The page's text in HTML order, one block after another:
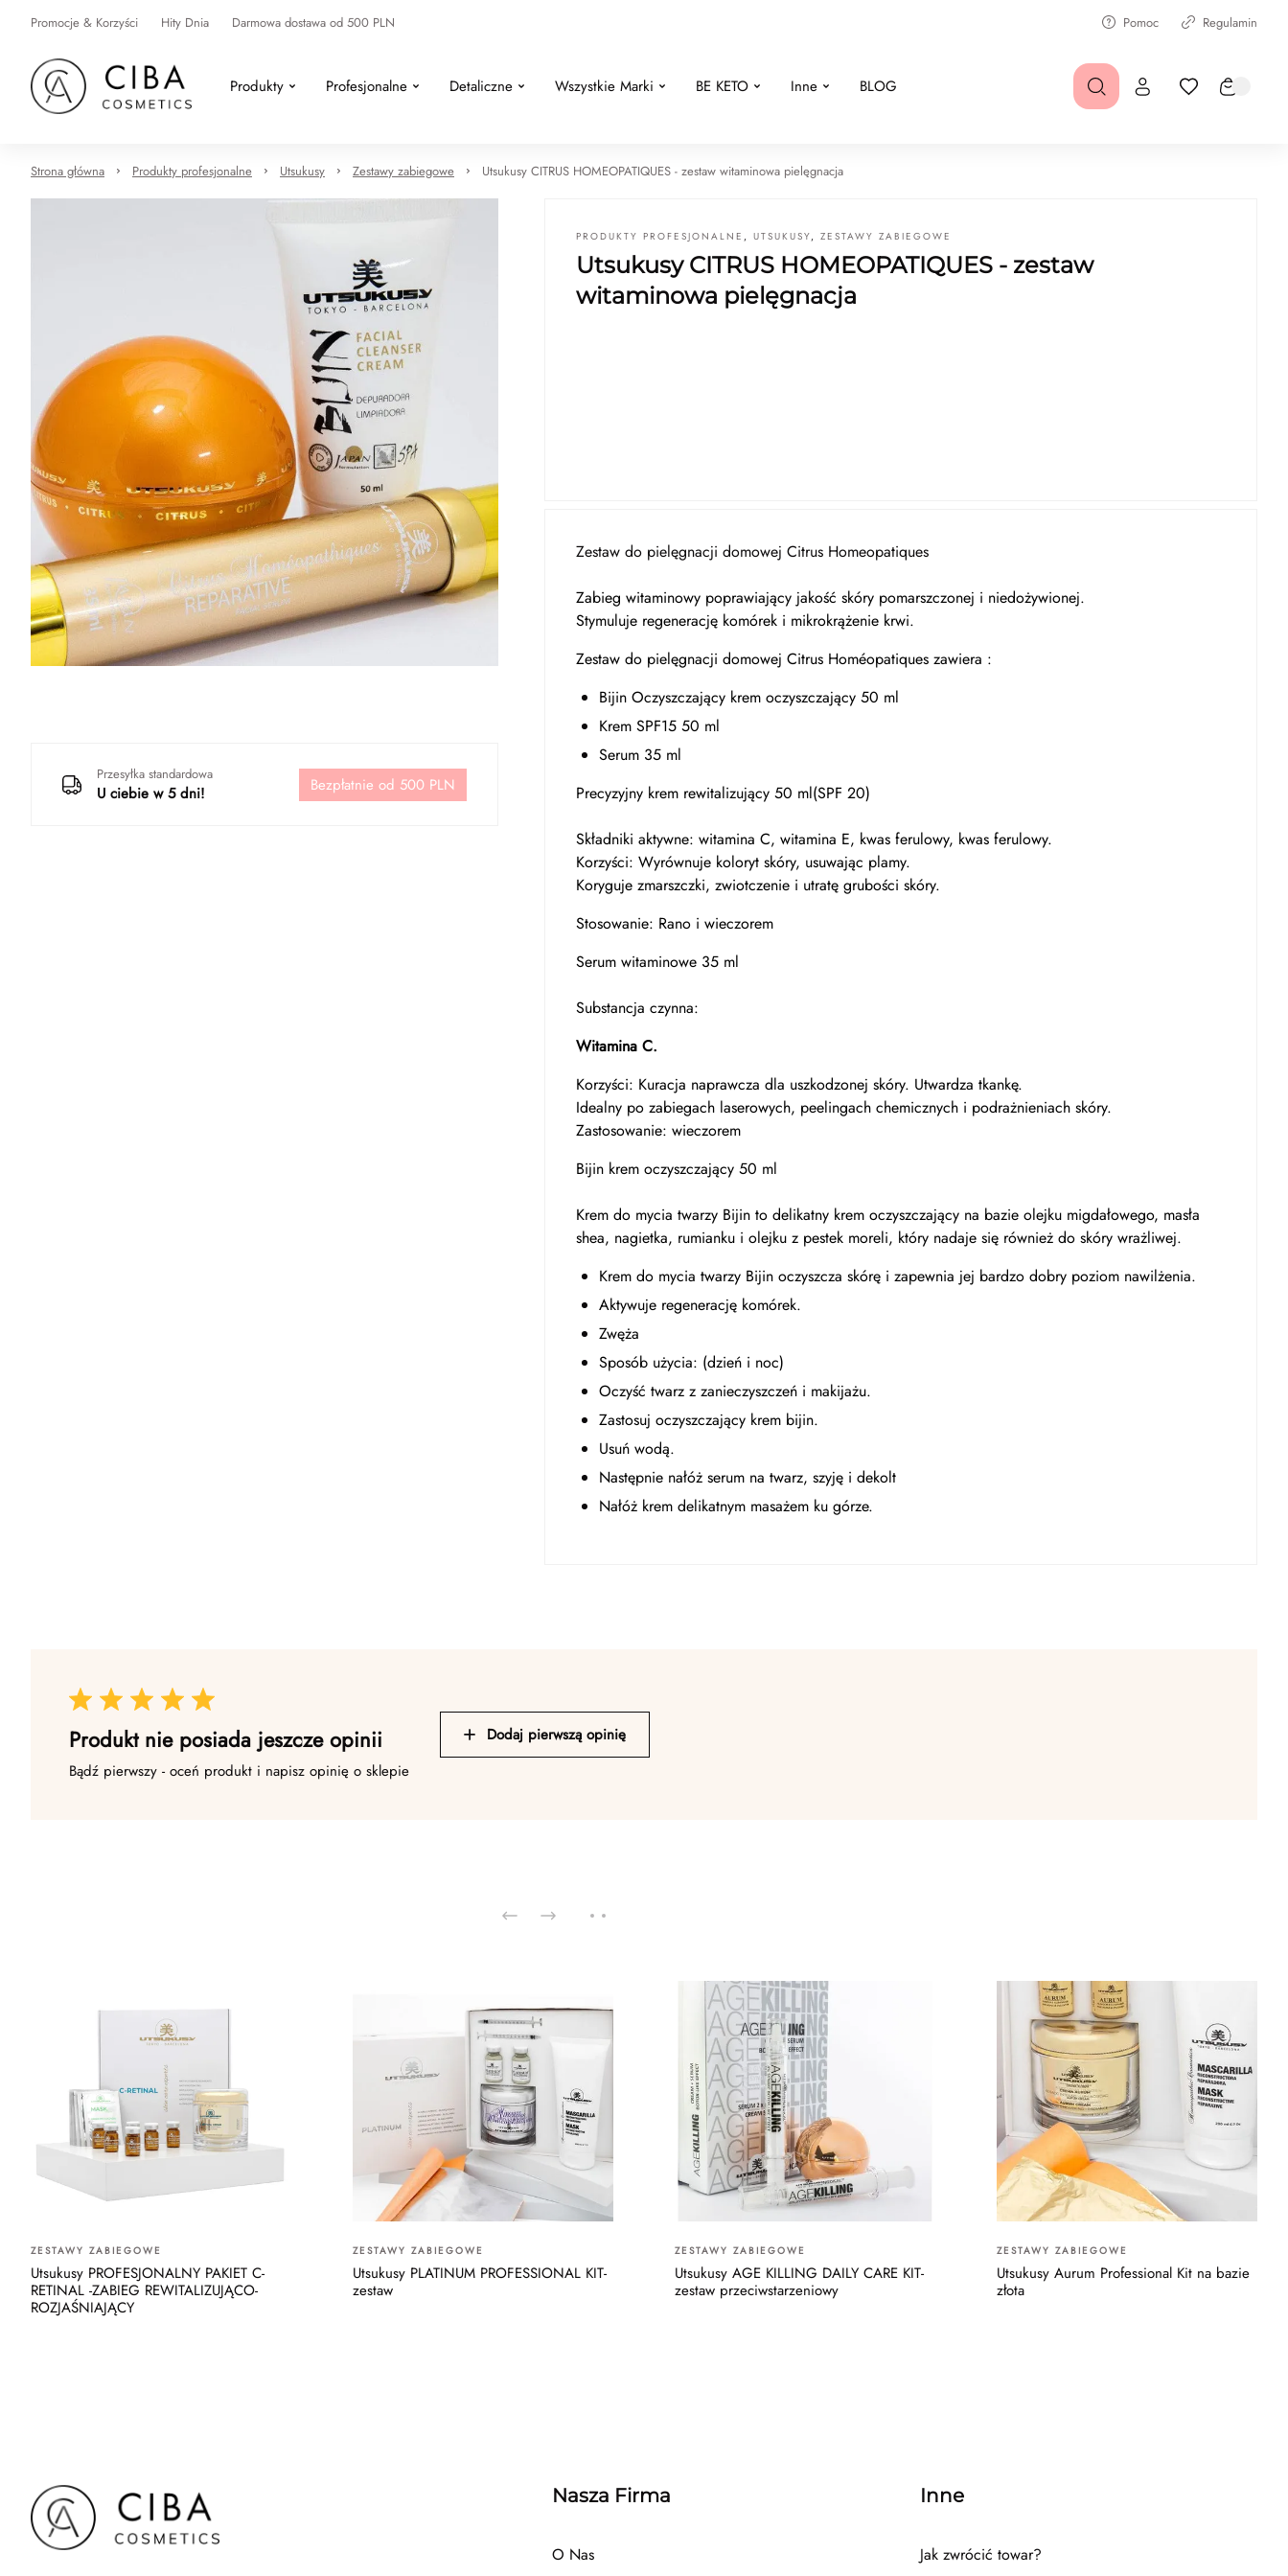
Promocje & Korzyści Hity Dnia Darmowa dostawa od 500 PLN Pomoc Regulamin
Produkty Profesjonalne Detaliczne Wszystkie Marki BE KETO Inne BLOG
Strona główna Produkty profesjonalne Utsukusy Zestawy zabiegowe Utsukusy CITRUS HOMEOPATIQUES - zestaw witaminowa pielęgnacja
Przesyłka standardowa
U ciebie w 5 dni! Bezpłatnie od 500 PLN
PRODUKTY PROFESJONALNE , UTSUKUSY, ZESTAWY ZABIEGOWE
Utsukusy CITRUS HOMEOPATIQUES - zestaw
witaminowa pielęgnacja
Zestaw do pielęgnacji domowej Citrus Homeopatiques
Zabieg witaminowy poprawiający jakość skóry pomarszczonej i niedożywionej.
Stymuluje regenerację komórek i mikrokrążenie krwi.
Zestaw do pielęgnacji domowej Citrus Homéopatiques zawiera :
Bijin Oczyszczający krem ​​oczyszczający 50 ml
Krem SPF15 50 ml
Serum 35 ml
Precyzyjny krem ​​rewitalizujący 50 ml(SPF 20)
Składniki aktywne: witamina C, witamina E, kwas ferulowy, kwas ferulowy.
Korzyści: Wyrównuje koloryt skóry, usuwając plamy.
Koryguje zmarszczki, zwiotczenie i utratę grubości skóry.
Stosowanie: Rano i wieczorem
Serum witaminowe 35 ml
Substancja czynna:
Witamina C.
Korzyści: Kuracja naprawcza dla uszkodzonej skóry. Utwardza ​​tkankę.
Idealny po zabiegach laserowych, peelingach chemicznych i podrażnieniach skóry.
Zastosowanie: wieczorem
Bijin krem ​​oczyszczający 50 ml
Krem do mycia twarzy Bijin to delikatny krem ​​oczyszczający na bazie olejku migdałowego, masła
shea, nagietka, rumianku i olejku z pestek moreli, który nadaje się również do skóry wrażliwej.
Krem do mycia twarzy Bijin oczyszcza skórę i zapewnia jej bardzo dobry poziom nawilżenia.
Aktywuje regenerację komórek.
Zwęża
Sposób użycia: (dzień i noc)
Oczyść twarz z zanieczyszczeń i makijażu.
Zastosuj oczyszczający krem ​​​​bijin.
Usuń wodą.
Następnie nałóż serum na twarz, szyję i dekolt
Nałóż krem ​​delikatnym masażem ku górze.
Produkt nie posiada jeszcze opinii
Bądź pierwszy - oceń produkt i napisz opinię o sklepie
Dodaj pierwszą opinię
ZESTAWY ZABIEGOWE
Utsukusy PROFESJONALNY PAKIET C-
RETINAL -ZABIEG REWITALIZUJĄCO-
ROZJAŚNIAJĄCY
ZESTAWY ZABIEGOWE
Utsukusy PLATINUM PROFESSIONAL KIT-
zestaw
ZESTAWY ZABIEGOWE
Utsukusy AGE KILLING DAILY CARE KIT-
zestaw przeciwstarzeniowy
ZESTAWY ZABIEGOWE
Utsukusy Aurum Professional Kit na bazie
złota
Nasza Firma
O Nas
Inne
Jak zwrócić towar?